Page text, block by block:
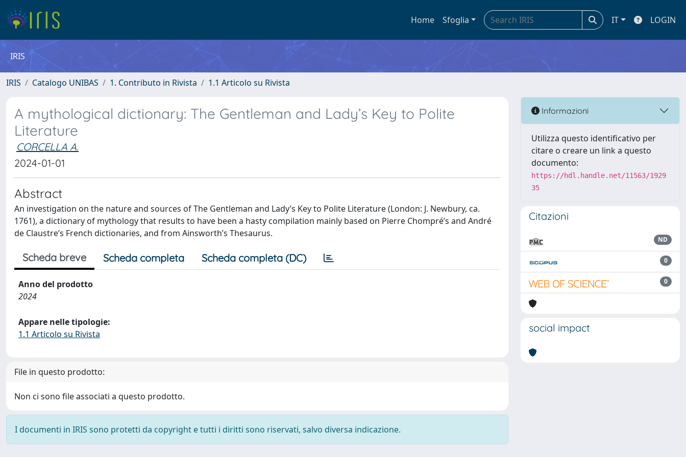
Home Sfoglia IT LOGIN
IRIS
IRIS Catalogo UNIBAS 1. Contributo in Rivista 1.1 Articolo su Rivista
A mythological dictionary: The Gentleman and Lady’s Key to Polite
Literature
CORCELLA A.
2024-01-01
Abstract
An investigation on the nature and sources of The Gentleman and Lady’s Key to Polite Literature (London: J. Newbury, ca.
1761), a dictionary of mythology that results to have been a hasty compilation mainly based on Pierre Chompré’s and André
de Claustre’s French dictionaries, and from Ainsworth’s Thesaurus.
Scheda breve Scheda completa Scheda completa (DC)
Anno del prodotto
2024
Appare nelle tipologie:
1.1 Articolo su Rivista
File in questo prodotto:
Non ci sono file associati a questo prodotto.
I documenti in IRIS sono protetti da copyright e tutti i diritti sono riservati, salvo diversa indicazione.
Informazioni
Utilizza questo identificativo per
citare o creare un link a questo
documento:
https://hdl.handle.net/11563/1929
35
Citazioni
ND
0
0
social impact